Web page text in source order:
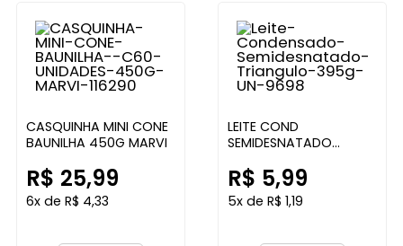
CASQUINHA MINI CONE
BAUNILHA 450G MARVI
R$ 25,99
6x de R$ 4,33
LEITE COND
SEMIDESNATADO
MINEIRO
R$ 5,99
5x de R$ 1,19